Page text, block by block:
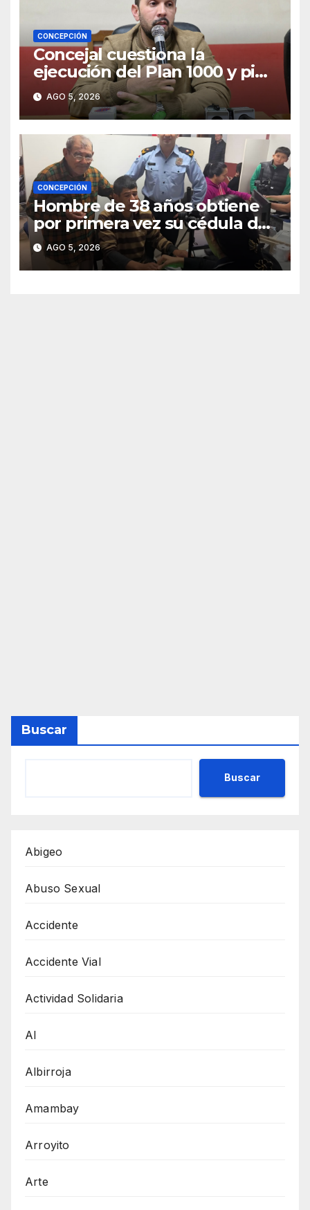
CONCEPCIÓN
Concejal cuestiona la
ejecución del Plan 1000 y pide
mayor participación del
municipio
AGO 5, 2026
CONCEPCIÓN
Hombre de 38 años obtiene
por primera vez su cédula de
identidad en Concepción
AGO 5, 2026
Buscar
Buscar
Abigeo
Abuso Sexual
Accidente
Accidente Vial
Actividad Solidaria
AI
Albirroja
Amambay
Arroyito
Arte